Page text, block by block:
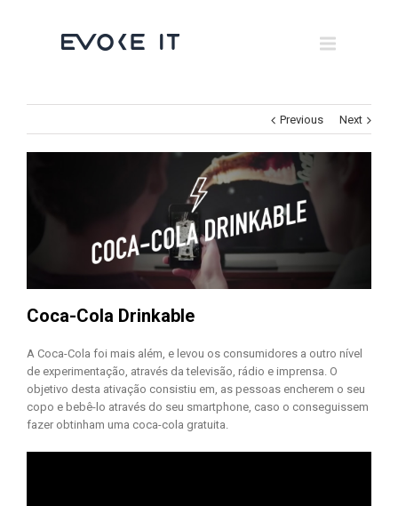
×
Museums
Corporate
All
Previous Next
Coca-Cola Drinkable
A Coca-Cola foi mais além, e levou os consumidores a outro nível
de experimentação, através da televisão, rádio e imprensa. O
objetivo desta ativação consistiu em, as pessoas encherem o seu
copo e bebê-lo através do seu smartphone, caso o conseguissem
fazer obtinham uma coca-cola gratuita.